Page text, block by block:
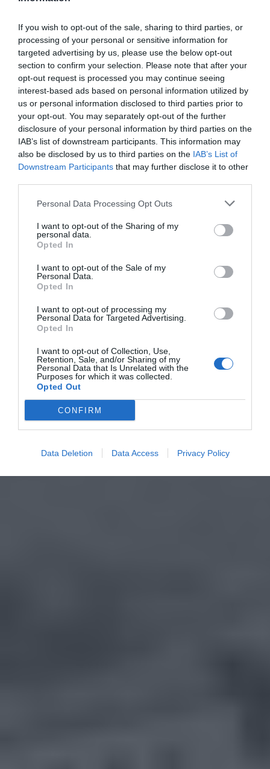
If you wish to opt-out of the sale, sharing to third parties, or
processing of your personal or sensitive information for
targeted advertising by us, please use the below opt-out
section to confirm your selection. Please note that after your
opt-out request is processed you may continue seeing
interest-based ads based on personal information utilized by
us or personal information disclosed to third parties prior to
your opt-out. You may separately opt-out of the further
disclosure of your personal information by third parties on the
IAB’s list of downstream participants. This information may
also be disclosed by us to third parties on the IAB’s List of
Downstream Participants that may further disclose it to other
Personal Data Processing Opt Outs
I want to opt-out of the Sharing of my
personal data.
Opted In
I want to opt-out of the Sale of my
Personal Data.
Opted In
I want to opt-out of processing my
Personal Data for Targeted Advertising.
Opted In
I want to opt-out of Collection, Use,
Retention, Sale, and/or Sharing of my
Personal Data that Is Unrelated with the
Purposes for which it was collected.
Opted Out
CONFIRM
Data Deletion Data Access Privacy Policy